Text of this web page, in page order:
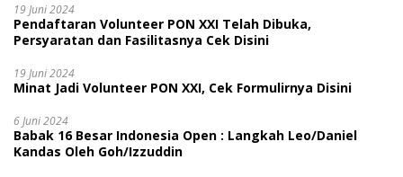
19 Juni 2024
Pendaftaran Volunteer PON XXI Telah Dibuka,
Persyaratan dan Fasilitasnya Cek Disini
19 Juni 2024
Minat Jadi Volunteer PON XXI, Cek Formulirnya Disini
6 Juni 2024
Babak 16 Besar Indonesia Open : Langkah Leo/Daniel
Kandas Oleh Goh/Izzuddin